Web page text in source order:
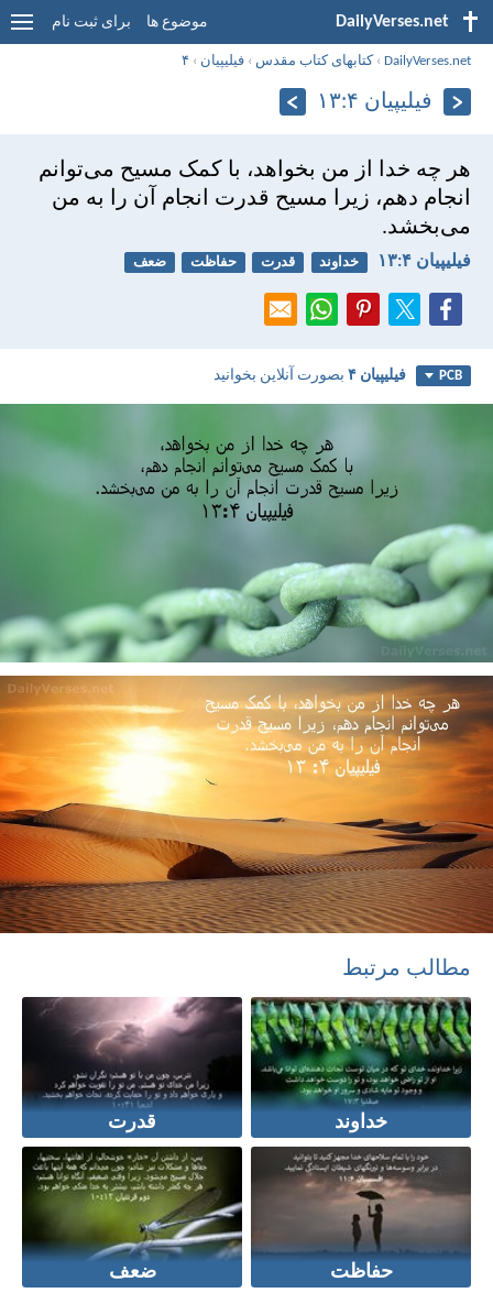
DailyVerses.net موضوع ها برای ثبت نام
DailyVerses.net
›کتابهای کتاب مقدس ›فيليپیان › ۴
فيليپیان ۴:‏۱۳
هر چه خدا از من بخواهد، با كمک مسيح می‌توانم
انجام دهم، زيرا مسيح قدرت انجام آن را به من
می‌بخشد.
فيليپیان ۴:‏۱۳ خداوند قدرت حفاظت ضعف
PCB فيليپیان ۴ بصورت آنلاین بخوانید
مطالب مرتبط
خداوند قدرت
حفاظت ضعف